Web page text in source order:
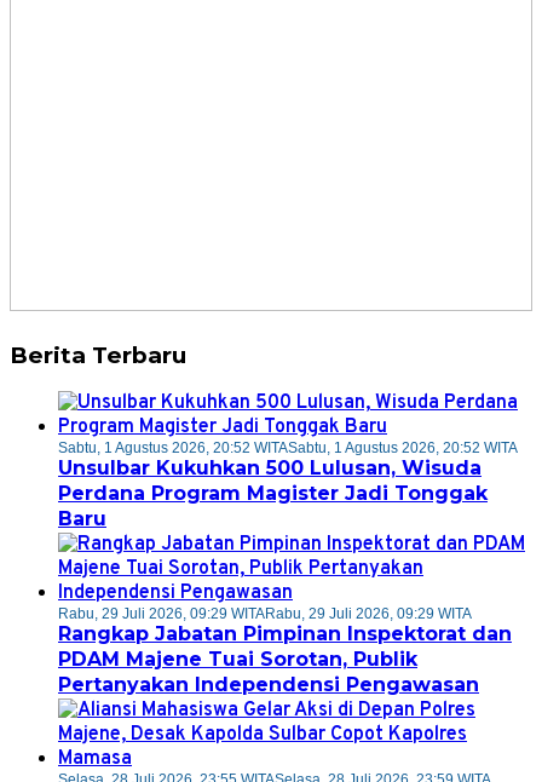
Berita Terbaru
Sabtu, 1 Agustus 2026, 20:52 WITASabtu, 1 Agustus 2026, 20:52 WITA
Unsulbar Kukuhkan 500 Lulusan, Wisuda
Perdana Program Magister Jadi Tonggak
Baru
Rabu, 29 Juli 2026, 09:29 WITARabu, 29 Juli 2026, 09:29 WITA
Rangkap Jabatan Pimpinan Inspektorat dan
PDAM Majene Tuai Sorotan, Publik
Pertanyakan Independensi Pengawasan